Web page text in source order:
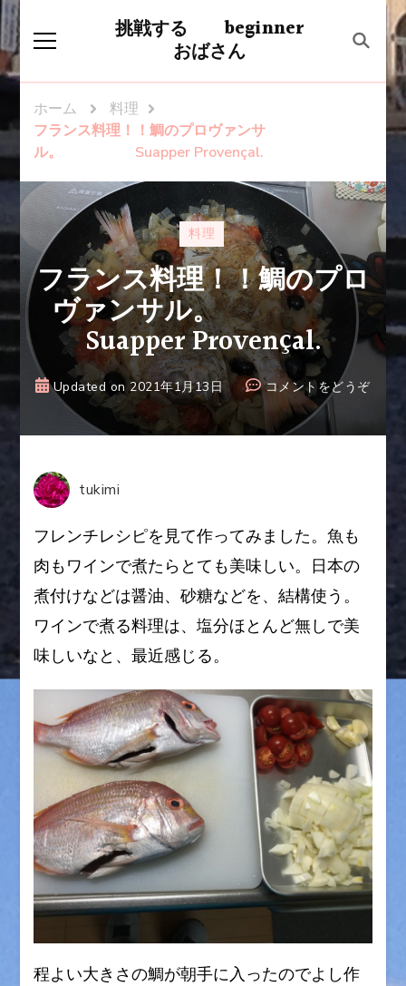
挑戦する beginner
おばさん
ホーム
料理
フランス料理！！鯛のプロヴァンサ
ル。 Suapper Provençal.
料理
フランス料理！！鯛のプロ
ヴァンサル。
Suapper Provençal.
Updated on 2021年1月13日 コメントをどうぞ(フ
ン
サ
tukimi
フレンチレシピを見て作ってみました。魚も
肉もワインで煮たらとても美味しい。日本の
煮付けなどは醤油、砂糖などを、結構使う。
ワインで煮る料理は、塩分ほとんど無しで美
味しいなと、最近感じる。
程よい大きさの鯛が朝手に入ったのでよし作